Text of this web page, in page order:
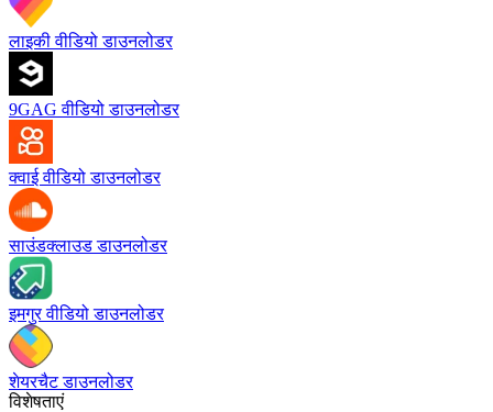
लाइकी वीडियो डाउनलोडर
9GAG वीडियो डाउनलोडर
क्वाई वीडियो डाउनलोडर
साउंडक्लाउड डाउनलोडर
इमगुर वीडियो डाउनलोडर
शेयरचैट डाउनलोडर
विशेषताएं